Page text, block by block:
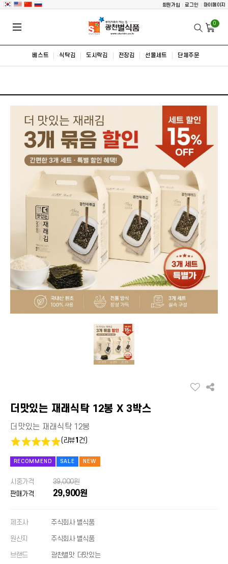
회원가입 로그인 마이페이지
0
베스트 식탁김 도시락김 전장김 선물세트 단체주문
더맛있는 재래식탁 12봉 X 3박스
더맛있는 재래식탁 12봉
(리뷰1 건)
RECOMMEND SALE NEW
시중가격
39,000원
판매가격
29,900원
제조사 주식회사 별식품
원산지 주식회사 별식품
브랜드 광천별맛 더맛있는